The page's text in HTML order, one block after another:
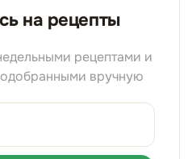
на рецепты
рецептами и
вручную